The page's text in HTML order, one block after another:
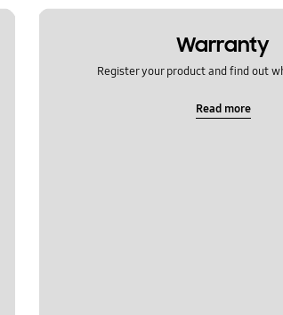
Warranty
Register your product and find out
Read more